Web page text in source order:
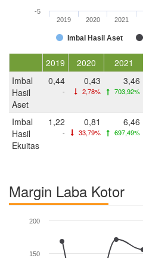
Imbal Hasil Aset
2019 2020 2021
-5
2019 2020 2021
Imbal
Hasil
Aset
0,44
-
0,43
2,78%
3,46
703,92%
Imbal
Hasil
Ekuitas
1,22
-
0,81
33,79%
6,46
697,49%
Margin Laba Kotor
150
200